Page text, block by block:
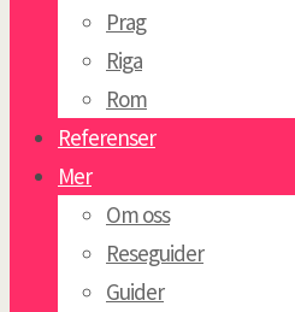
Prag
Riga
Rom
Referenser
Mer
Om oss
Reseguider
Guider